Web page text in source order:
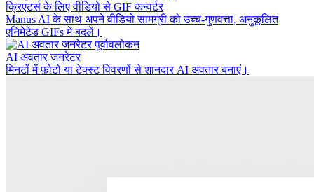
क्रिएटर्स के लिए वीडियो से GIF कन्वर्टर
Manus AI के साथ अपने वीडियो सामग्री को उच्च-गुणवत्ता, अनुकूलित
एनिमेटेड GIFs में बदलें।
AI अवतार जनरेटर
मिनटों में फ़ोटो या टेक्स्ट विवरणों से शानदार AI अवतार बनाएं।